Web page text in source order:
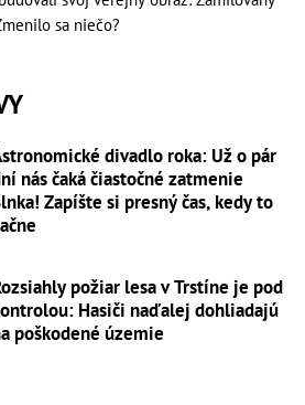
sa niečo?
divadlo roka: Už o pár
nás čaká čiastočné zatmenie
Zapíšte si presný čas, kedy to
požiar lesa v Trstíne je pod
Hasiči naďalej dohliadajú
poškodené územie